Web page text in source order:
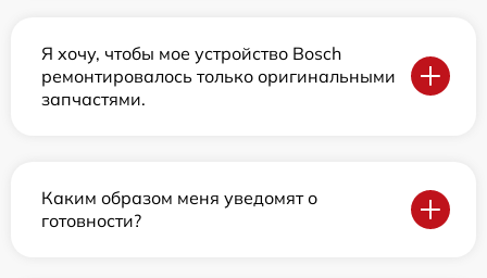
Я хочу, чтобы мое устройство Bosch
ремонтировалось только оригинальными
запчастями.
Каким образом меня уведомят о
готовности?